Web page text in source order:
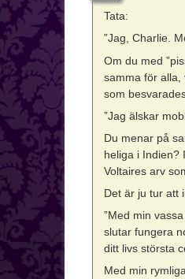
Tata:
”Jag, Charlie.
Om du med
samma för alla,
som
”Jag älskar
Du menar på
heliga i Indien?
Voltaires arv
Det är ju tur att
”Med min
slutar fungera
ditt livs största
Med min